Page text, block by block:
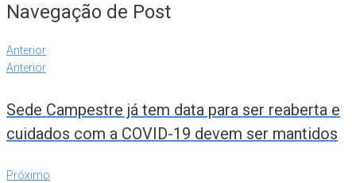
Navegação de Post
Anterior
Anterior
Sede Campestre já tem data para ser reaberta e
cuidados com a COVID-19 devem ser mantidos
Próximo